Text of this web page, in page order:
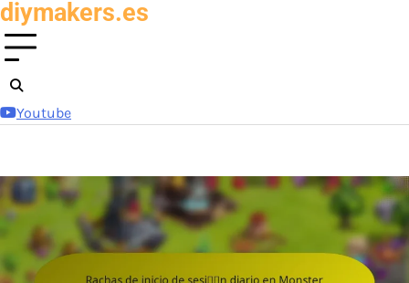
Skip
to
content
diymakers.es
Youtube